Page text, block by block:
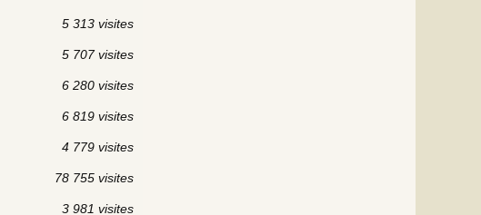
5 313 visites
5 707 visites
6 280 visites
6 819 visites
4 779 visites
78 755 visites
3 981 visites